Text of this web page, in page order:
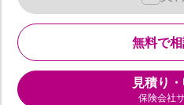
無料で
見積り
保険会社